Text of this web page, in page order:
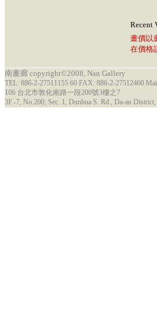
Recent
畫價以
在價格
南畫廊 copyright©2008, Nan Gallery
TEL: 886-2-27511155 60 FAX: 886-2-27512460
106 台北市敦化南路一段200號3樓之7
3F.-7, No.200, Sec. 1, Dunhua S. Rd., Da-an